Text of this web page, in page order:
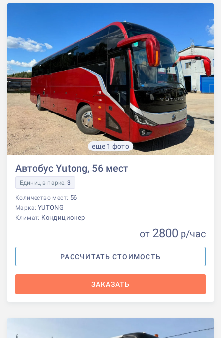
еще 1 фото
Автобус Yutong, 56 мест
Единиц в парке:3
Количество мест: 56
Марка: YUTONG
Климат: Кондиционер
от 2800 р/час
РАССЧИТАТЬ СТОИМОСТЬ
ЗАКАЗАТЬ